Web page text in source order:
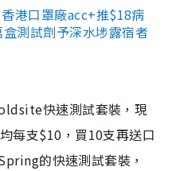
港口罩廠acc+推$18病
測試劑予深水埗露宿者
快速測試套裝，現
每支$10，買10支再送口
的快速測試套裝，